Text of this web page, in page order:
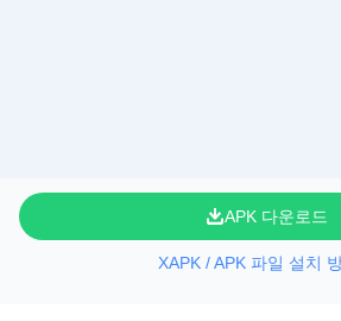
APK 다운로드
XAPK / APK 파일 설치